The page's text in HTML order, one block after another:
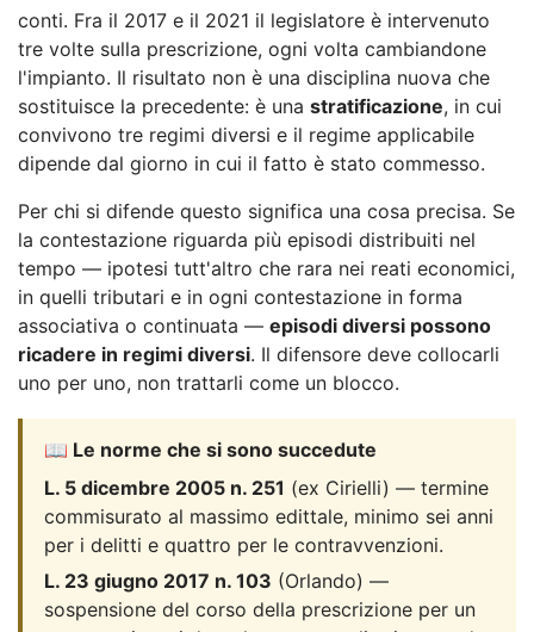
conti. Fra il 2017 e il 2021 il legislatore è intervenuto
tre volte sulla prescrizione, ogni volta cambiandone
l'impianto. Il risultato non è una disciplina nuova che
sostituisce la precedente: è una stratificazione, in cui
convivono tre regimi diversi e il regime applicabile
dipende dal giorno in cui il fatto è stato commesso.
Per chi si difende questo significa una cosa precisa. Se
la contestazione riguarda più episodi distribuiti nel
tempo — ipotesi tutt'altro che rara nei reati economici,
in quelli tributari e in ogni contestazione in forma
associativa o continuata — episodi diversi possono
ricadere in regimi diversi. Il difensore deve collocarli
uno per uno, non trattarli come un blocco.
📖 Le norme che si sono succedute
L. 5 dicembre 2005 n. 251 (ex Cirielli) — termine
commisurato al massimo edittale, minimo sei anni
per i delitti e quattro per le contravvenzioni.
L. 23 giugno 2017 n. 103 (Orlando) —
sospensione del corso della prescrizione per un